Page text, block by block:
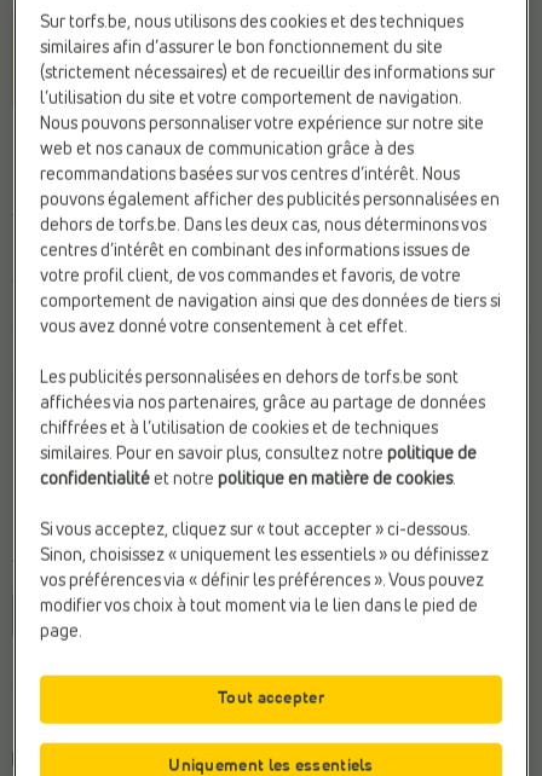
REGATTA
Chaussures de randonnée
bleu
79,95 €
Bleu
Taille
36 37 38 39 40 41 42
Conseil de la pointure générale
Choisissez une pointure pour connaître
Sur torfs.be, nous utilisons des cookies et des techniques
similaires afin d’assurer le bon fonctionnement du site
(strictement nécessaires) et de recueillir des informations sur
l’utilisation du site et votre comportement de navigation.
Nous pouvons personnaliser votre expérience sur notre site
web et nos canaux de communication grâce à des
recommandations basées sur vos centres d’intérêt. Nous
pouvons également afficher des publicités personnalisées en
dehors de torfs.be. Dans les deux cas, nous déterminons vos
centres d’intérêt en combinant des informations issues de
votre profil client, de vos commandes et favoris, de votre
comportement de navigation ainsi que des données de tiers si
vous avez donné votre consentement à cet effet.
Les publicités personnalisées en dehors de torfs.be sont
affichées via nos partenaires, grâce au partage de données
chiffrées et à l’utilisation de cookies et de techniques
similaires. Pour en savoir plus, consultez notrepolitique de
confidentialité et notrepolitique en matière de cookies.
Si vous acceptez, cliquez sur « tout accepter » ci-dessous.
Sinon, choisissez « uniquement les essentiels » ou définissez
vos préférences via « définir les préférences ». Vous pouvez
modifier vos choix à tout moment via le lien dans le pied de
page.
Uniquement les essentiels
Tout accepter